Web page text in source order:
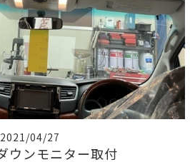
2021/04/27
ウンモニター取付